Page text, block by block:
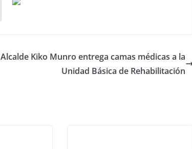
Alcalde Kiko Munro entrega camas médicas a la
Unidad Básica de Rehabilitación